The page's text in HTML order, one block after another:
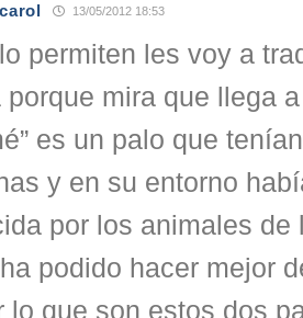
13/05/2012 18:53
permiten les voy a
porque mira que llega
es un palo que
y en su entorno
por los animales
podido hacer mejor
lo que son estos dos